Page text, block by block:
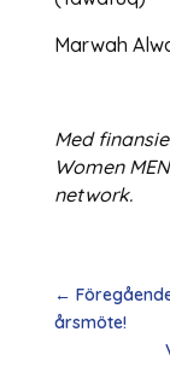
Marwah
Med
Women
network.
←
årsmöte!